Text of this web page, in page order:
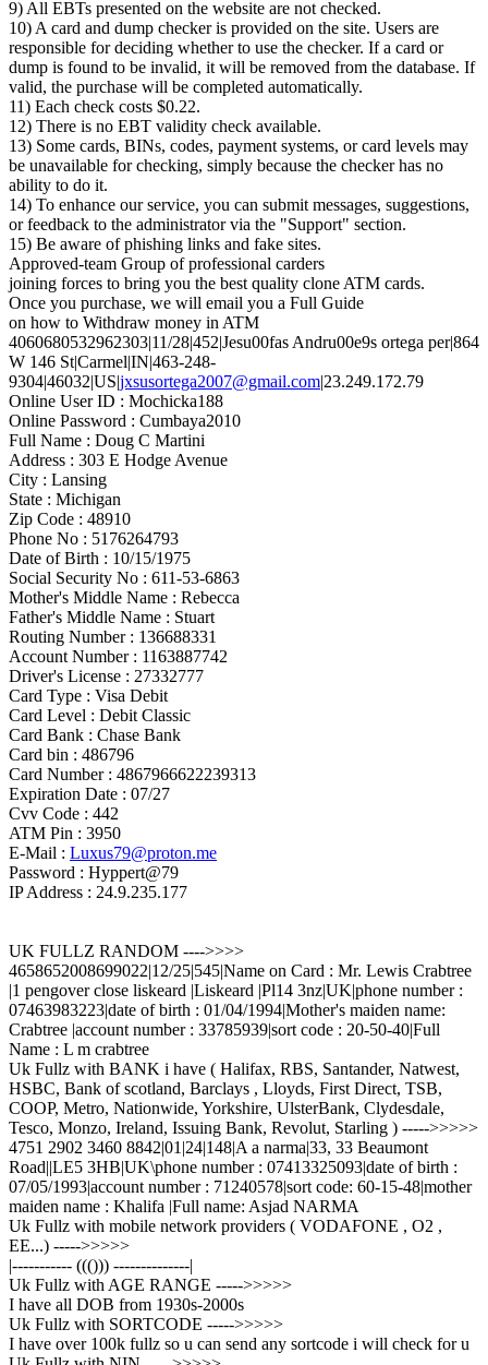
9) All EBTs presented on the website are not checked.
10) A card and dump checker is provided on the site. Users are
responsible for deciding whether to use the checker. If a card or
dump is found to be invalid, it will be removed from the database. If
valid, the purchase will be completed automatically.
11) Each check costs $0.22.
12) There is no EBT validity check available.
13) Some cards, BINs, codes, payment systems, or card levels may
be unavailable for checking, simply because the checker has no
ability to do it.
14) To enhance our service, you can submit messages, suggestions,
or feedback to the administrator via the "Support" section.
15) Be aware of phishing links and fake sites.
Approved-team Group of professional carders
joining forces to bring you the best quality clone ATM cards.
Once you purchase, we will email you a Full Guide
on how to Withdraw money in ATM
4060680532962303|11/28|452|Jesu00fas Andru00e9s ortega per|864
W 146 St|Carmel|IN|463-248-
9304|46032|US|jxsusortega2007@gmail.com|23.249.172.79
Online User ID : Mochicka188
Online Password : Cumbaya2010
Full Name : Doug C Martini
Address : 303 E Hodge Avenue
City : Lansing
State : Michigan
Zip Code : 48910
Phone No : 5176264793
Date of Birth : 10/15/1975
Social Security No : 611-53-6863
Mother's Middle Name : Rebecca
Father's Middle Name : Stuart
Routing Number : 136688331
Account Number : 1163887742
Driver's License : 27332777
Card Type : Visa Debit
Card Level : Debit Classic
Card Bank : Chase Bank
Card bin : 486796
Card Number : 4867966622239313
Expiration Date : 07/27
Cvv Code : 442
ATM Pin : 3950
E-Mail : Luxus79@proton.me
Password : Hyppert@79
IP Address : 24.9.235.177
UK FULLZ RANDOM ---->>>>
4658652008699022|12/25|545|Name on Card : Mr. Lewis Crabtree
|1 pengover close liskeard |Liskeard |Pl14 3nz|UK|phone number :
07463983223|date of birth : 01/04/1994|Mother's maiden name:
Crabtree |account number : 33785939|sort code : 20-50-40|Full
Name : L m crabtree
Uk Fullz with BANK i have ( Halifax, RBS, Santander, Natwest,
HSBC, Bank of scotland, Barclays , Lloyds, First Direct, TSB,
COOP, Metro, Nationwide, Yorkshire, UlsterBank, Clydesdale,
Tesco, Monzo, Ireland, Issuing Bank, Revolut, Starling ) ----->>>>>
4751 2902 3460 8842|01|24|148|A a narma|33, 33 Beaumont
Road||LE5 3HB|UK\phone number : 07413325093|date of birth :
07/05/1993|account number : 71240578|sort code: 60-15-48|mother
maiden name : Khalifa |Full name: Asjad NARMA
Uk Fullz with mobile network providers ( VODAFONE , O2 ,
EE...) ----->>>>>
|----------- ((())) --------------|
Uk Fullz with AGE RANGE ----->>>>>
I have all DOB from 1930s-2000s
Uk Fullz with SORTCODE ----->>>>>
I have over 100k fullz so u can send any sortcode i will check for u